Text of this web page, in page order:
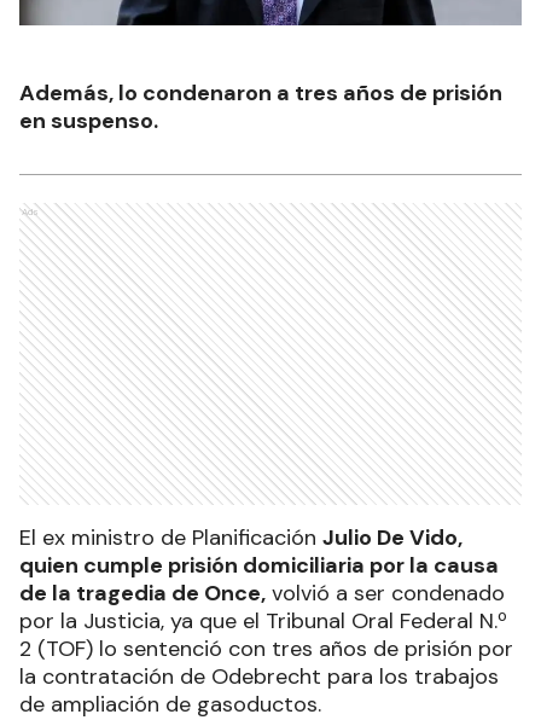
Además, lo condenaron a tres años de prisión
en suspenso.
Ads
El ex ministro de Planificación Julio De Vido,
quien cumple prisión domiciliaria por la causa
de la tragedia de Once, volvió a ser condenado
por la Justicia, ya que el Tribunal Oral Federal N.º
2 (TOF) lo sentenció con tres años de prisión por
la contratación de Odebrecht para los trabajos
de ampliación de gasoductos.